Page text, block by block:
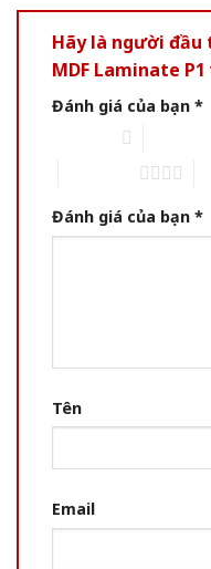
Hãy là người đầu
MDF Laminate P1
Đánh giá của bạn *
Đánh giá của bạn *
Tên
Email